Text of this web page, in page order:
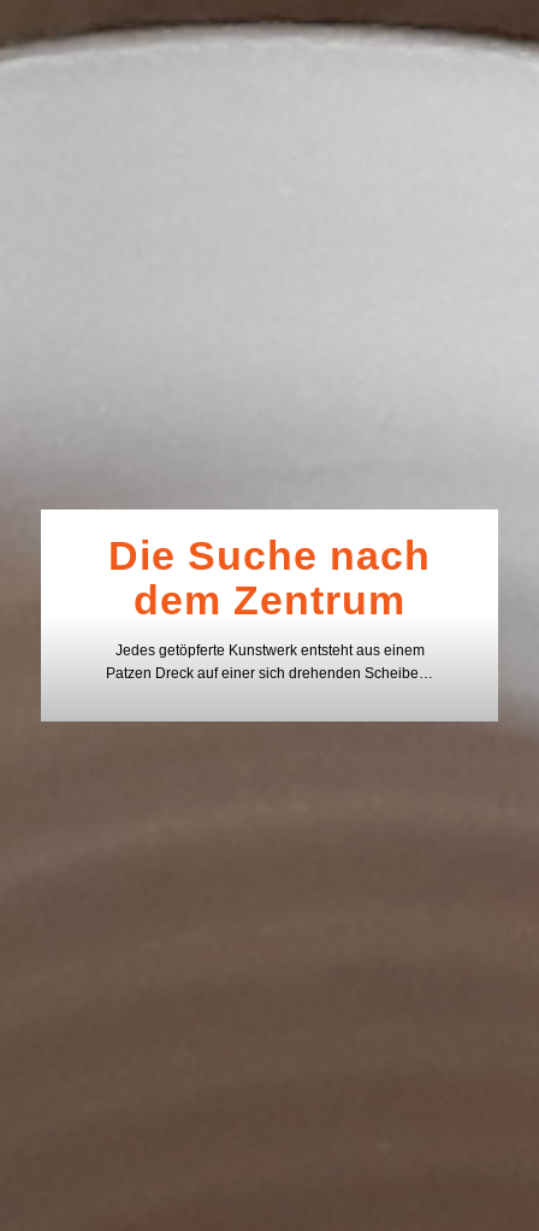
Die Suche nach
dem Zentrum
Jedes getöpferte Kunstwerk entsteht aus einem
Patzen Dreck auf einer sich drehenden Scheibe…